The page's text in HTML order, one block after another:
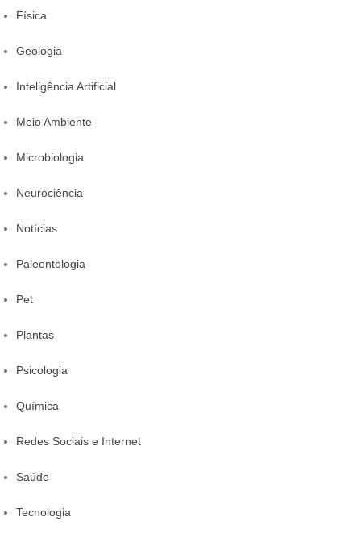
Física
Geologia
Inteligência Artificial
Meio Ambiente
Microbiologia
Neurociência
Notícias
Paleontologia
Pet
Plantas
Psicologia
Química
Redes Sociais e Internet
Saúde
Tecnologia